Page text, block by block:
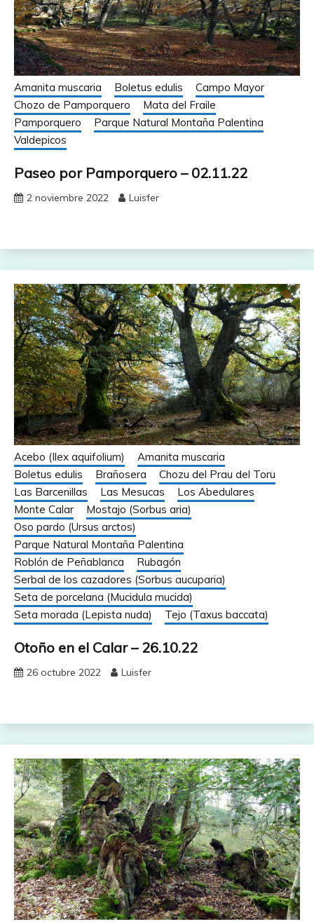
Amanita muscaria Boletus edulis
Campo Mayor
Chozo de Pamporquero
Mata del Fraile
Pamporquero
Parque Natural Montaña Palentina
Valdepicos
Paseo por Pamporquero – 02.11.22
2 noviembre 2022 Luisfer
Acebo (Ilex aquifolium)
Amanita muscaria
Boletus edulis
Brañosera
Chozu del Prau del Toru
Las Barcenillas
Las Mesucas
Los Abedulares
Monte Calar
Mostajo (Sorbus aria)
Oso pardo (Ursus arctos)
Parque Natural Montaña Palentina
Roblón de Peñablanca
Rubagón
Serbal de los cazadores (Sorbus aucuparia)
Seta de porcelana (Mucidula mucida)
Seta morada (Lepista nuda)
Tejo (Taxus baccata)
Otoño en el Calar – 26.10.22
26 octubre 2022 Luisfer